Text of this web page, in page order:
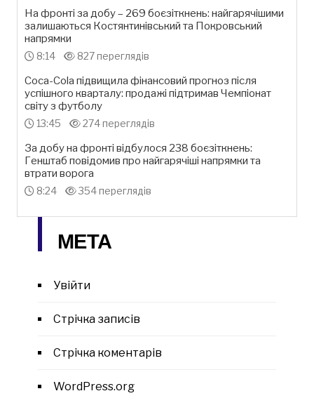
На фронті за добу – 269 боєзіткнень: найгарячішими
залишаються Костянтинівський та Покровський
напрямки
8:14 827 переглядів
Coca-Cola підвищила фінансовий прогноз після
успішного кварталу: продажі підтримав Чемпіонат
світу з футболу
13:45 274 переглядів
За добу на фронті відбулося 238 боєзіткнень:
Генштаб повідомив про найгарячіші напрямки та
втрати ворога
8:24 354 переглядів
МЕТА
Увійти
Стрічка записів
Стрічка коментарів
WordPress.org